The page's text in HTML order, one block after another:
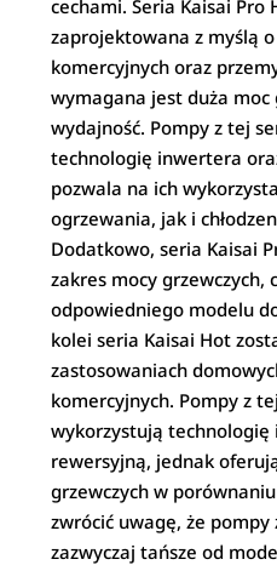
cechami. Seria Kaisai Pro
zaprojektowana z myślą
komercyjnych oraz
wymagana jest duża moc
wydajność. Pompy z tej
technologię inwertera
pozwala na ich
ogrzewania, jak i
Dodatkowo, seria Kaisai
zakres mocy grzewczych,
odpowiedniego modelu
kolei seria Kaisai Hot
zastosowaniach
komercyjnych. Pompy z
wykorzystują
rewersyjną, jednak
grzewczych w
zwrócić uwagę, że pompy
zazwyczaj tańsze od